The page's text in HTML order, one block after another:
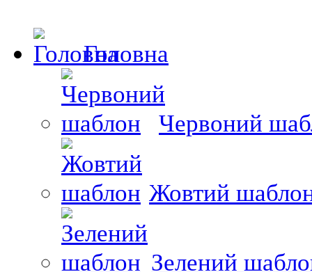
Головна
Червоний
Жовтий
Зелений